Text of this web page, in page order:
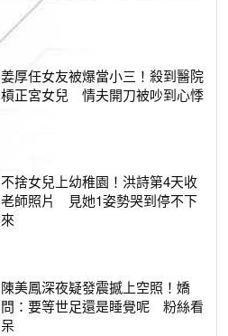
姜厚任女友被爆當小三！殺到醫院
槓正宮女兒 情夫開刀被吵到心悸
不捨女兒上幼稚園！洪詩第4天收
老師照片 見她1姿勢哭到停不下
來
陳美鳳深夜疑發震撼上空照！嬌
問：要等世足還是睡覺呢 粉絲看
呆